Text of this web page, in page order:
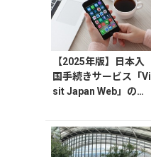
【2025年版】日本入
国手続きサービス「Vi
sit Japan Web」の登